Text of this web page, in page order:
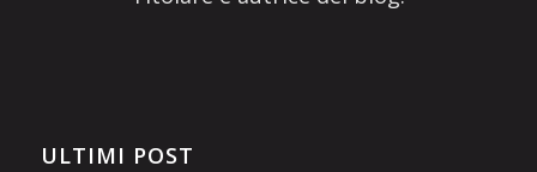
ULTIMI POST